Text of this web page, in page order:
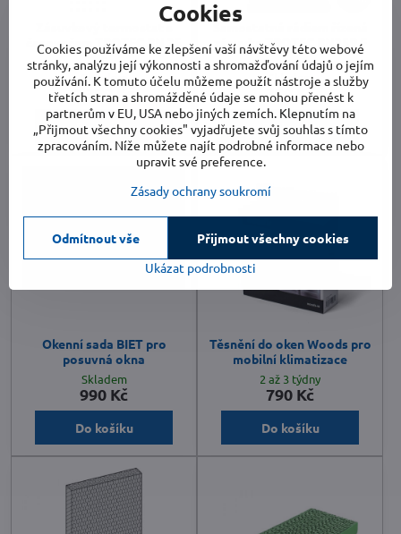
Zásuvkový termostat s
časovačem TROTEC BN 35
F
Skladem
1 390 Kč
Do košíku
Samostatná rádiem řízená
zásuvka TROTEC BN35R F
Skladem
390 Kč
Do košíku
Okenní sada BIET pro
posuvná okna
Skladem
990 Kč
Do košíku
Těsnění do oken Woods pro
mobilní klimatizace
2 až 3 týdny
790 Kč
Do košíku
Cookies
Cookies používáme ke zlepšení vaší návštěvy této webové
stránky, analýzu její výkonnosti a shromažďování údajů o jejím
používání. K tomuto účelu můžeme použít nástroje a služby
třetích stran a shromážděné údaje se mohou přenést k
partnerům v EU, USA nebo jiných zemích. Klepnutím na
„Přijmout všechny cookies" vyjadřujete svůj souhlas s tímto
zpracováním. Níže můžete najít podrobné informace nebo
upravit své preference.
Zásady ochrany soukromí
Ukázat podrobnosti
Přijmout všechny cookies
Odmítnout vše